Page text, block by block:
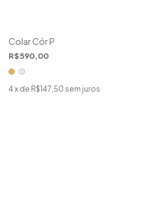
Colar Cór P
R$590,00
4 x de R$147,50 sem juros